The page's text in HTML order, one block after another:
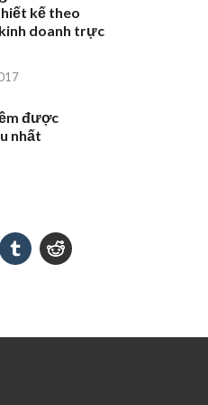
kế theo
doanh trực
được
nhất